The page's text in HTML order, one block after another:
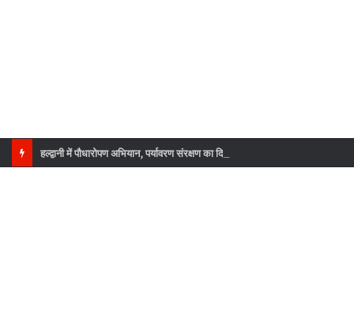
हल्द्वानी में पौधारोपण अभियान, पर्यावरण संरक्षण का दिया संदेश